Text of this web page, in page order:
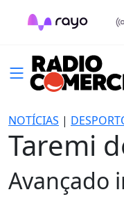
NOTÍCIAS |
Taremi
Avançado